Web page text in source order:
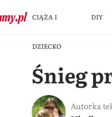
CIĄŻA I
DZIECKO
DIY
Śnieg
Autorka